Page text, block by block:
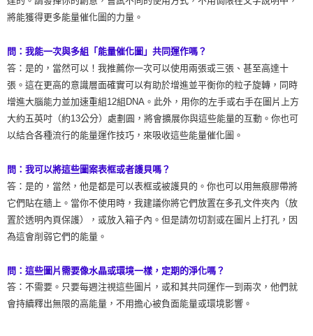
將能獲得更多能量催化圖的力量。
問：我能一次與多組「能量催化圖」共同運作嗎？
答：是的，當然可以！我推薦你一次可以使用兩張或三張、甚至高達十
張。這在更高的意識層面確實可以有助於增進並平衡你的粒子旋轉，同時
增進大腦能力並加速重組12組DNA。此外，用你的左手或右手在圖片上方
大約五英吋（約13公分）處劃圓，將會擴展你與這些能量的互動。你也可
以結合各種流行的能量運作技巧，來吸收這些能量催化圖。
問：我可以將這些圖案表框或者護貝嗎？
答：是的，當然，他是都是可以表框或被護貝的。你也可以用無痕膠帶將
它們貼在牆上。當你不使用時，我建議你將它們放置在多孔文件夾內（放
置於透明內頁保護），或放入箱子內。但是請勿切割或在圖片上打孔，因
為這會削弱它們的能量。
問：這些圖片需要像水晶或環境一樣，定期的淨化嗎？
答：不需要。只要每週注視這些圖片，或和其共同運作一到兩次，他們就
會持續釋出無限的高能量，不用擔心被負面能量或環境影響。